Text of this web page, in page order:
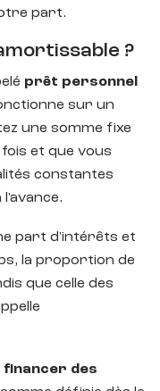
part.
?
prêt personnel
sur un
une somme fixe
et que vous
constantes
part d'intérêts et
la proportion de
que celle des
financer des